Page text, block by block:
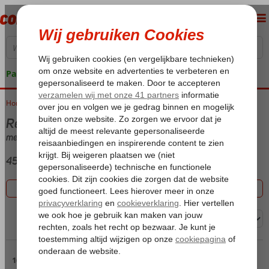
Pakketgarantie
Home Vakantie reizen
Rethymnon
met Hotel
45 aanbiedingen
Filter 45 aanbiedingen
Sorteren op:
16 t/m 30 van de 45 accommodaties